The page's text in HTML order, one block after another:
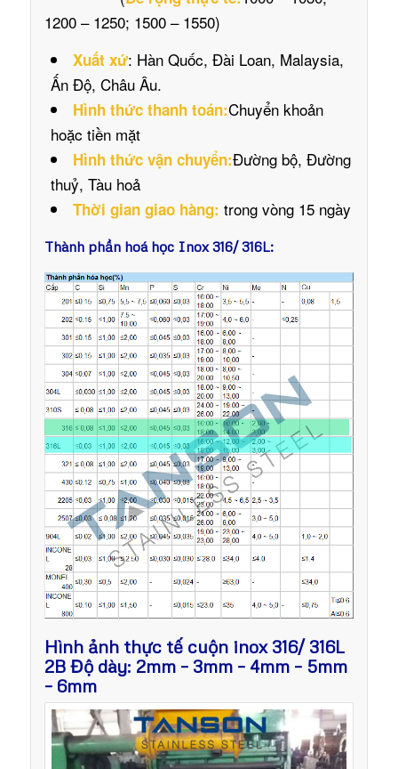
1200 – 1250; 1500 – 1550)
Xuất xứ: Hàn Quốc, Đài Loan, Malaysia,
Ấn Độ, Châu Âu.
Hình thức thanh toán:Chuyển khoản
hoặc tiền mặt
Hình thức vận chuyển:Đường bộ, Đường
thuỷ, Tàu hoả
Thời gian giao hàng: trong vòng 15 ngày
Thành phần hoá học Inox 316/ 316L:
Hình ảnh thực tế cuộn inox 316/ 316L
2B Độ dày: 2mm – 3mm – 4mm – 5mm
– 6mm